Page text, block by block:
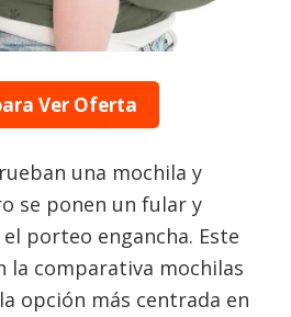
Ver Oferta
una mochila y
se ponen un fular y
porteo engancha. Este
la comparativa mochilas
opción más centrada en